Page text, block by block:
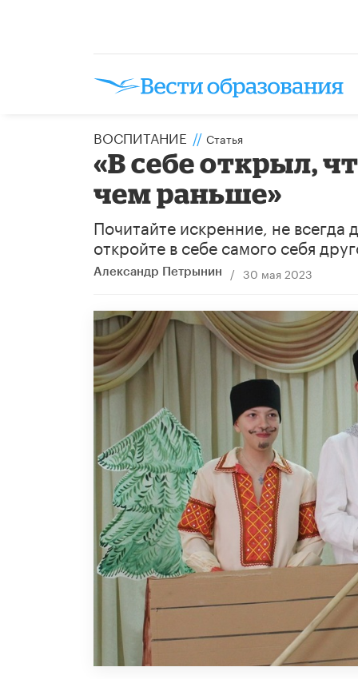
ВОСПИТАНИЕ // Статья
«В себе открыл,
чем раньше»
Почитайте искренние, не всегда
откройте в себе самого себя
Александр Петрынин / 30 мая 2023